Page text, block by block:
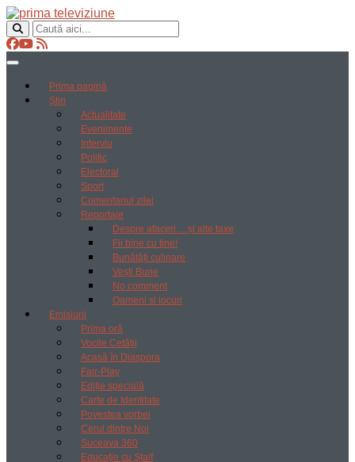
Prima pagină
Știri
Actualitate
Evenimente
Interviu
Politic
Electoral
Sport
Comentariul zilei
Reportaje
Despre afaceri… și alte taxe
Fii bine cu tine!
Bunătăți culinare
Vești Bune
No comment
Oameni si locuri
Emisiuni
Prima oră
Vocile Cetății
Acasă în Diaspora
Fair-Play
Ediție specială
Carte de Identitate
Povestea vorbei
Cerul dintre Noi
Suceava 360
Educație cu Ștaif